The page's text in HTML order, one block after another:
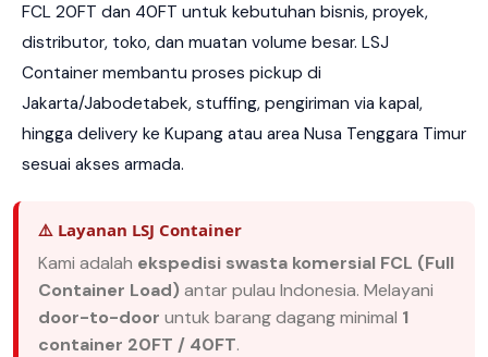
FCL 20FT dan 40FT untuk kebutuhan bisnis, proyek,
distributor, toko, dan muatan volume besar. LSJ
Container membantu proses pickup di
Jakarta/Jabodetabek, stuffing, pengiriman via kapal,
hingga delivery ke Kupang atau area Nusa Tenggara Timur
sesuai akses armada.
⚠️ Layanan LSJ Container
Kami adalah ekspedisi swasta komersial FCL (Full
Container Load) antar pulau Indonesia. Melayani
door-to-door untuk barang dagang minimal 1
container 20FT / 40FT.